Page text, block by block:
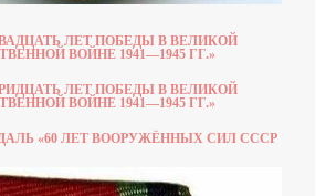
ЛЕТ ПОБЕДЫ В ВЕЛИКОЙ
ВОЙНЕ 1941—1945 ГГ.»
ЛЕТ ПОБЕДЫ В ВЕЛИКОЙ
ВОЙНЕ 1941—1945 ГГ.»
«60 ЛЕТ ВООРУЖЁННЫХ СИЛ СССР